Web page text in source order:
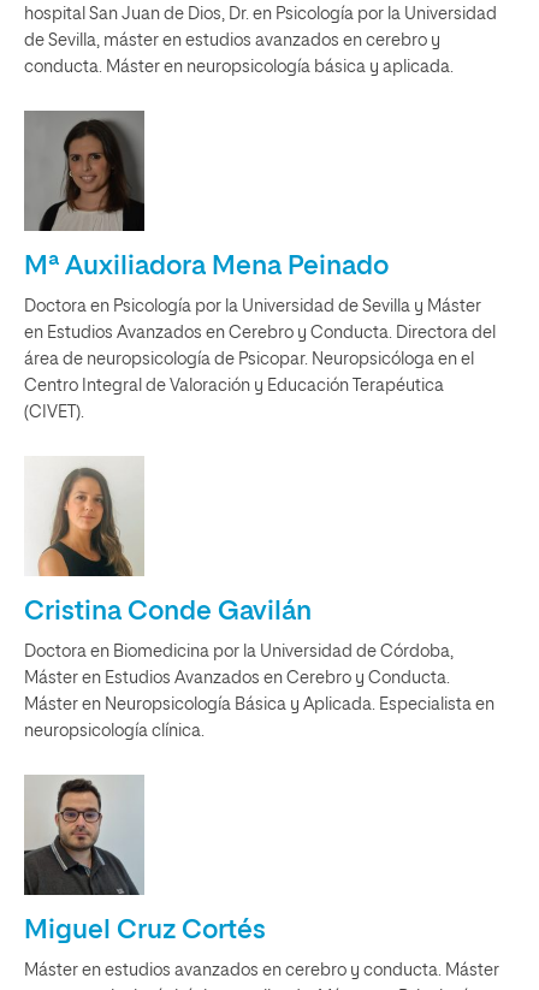
hospital San Juan de Dios, Dr. en Psicología por la Universidad
de Sevilla, máster en estudios avanzados en cerebro y
conducta. Máster en neuropsicología básica y aplicada.
Mª Auxiliadora Mena Peinado
Doctora en Psicología por la Universidad de Sevilla y Máster
en Estudios Avanzados en Cerebro y Conducta. Directora del
área de neuropsicología de Psicopar. Neuropsicóloga en el
Centro Integral de Valoración y Educación Terapéutica
(CIVET).
Cristina Conde Gavilán
Doctora en Biomedicina por la Universidad de Córdoba,
Máster en Estudios Avanzados en Cerebro y Conducta.
Máster en Neuropsicología Básica y Aplicada. Especialista en
neuropsicología clínica.
Miguel Cruz Cortés
Máster en estudios avanzados en cerebro y conducta. Máster